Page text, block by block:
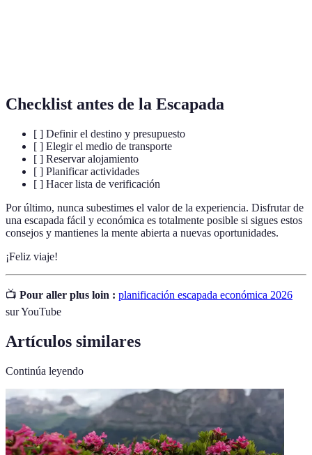
Checklist antes de la Escapada
[ ] Definir el destino y presupuesto
[ ] Elegir el medio de transporte
[ ] Reservar alojamiento
[ ] Planificar actividades
[ ] Hacer lista de verificación
Por último, nunca subestimes el valor de la experiencia. Disfrutar de
una escapada fácil y económica es totalmente posible si sigues estos
consejos y mantienes la mente abierta a nuevas oportunidades.
¡Feliz viaje!
📺 Pour aller plus loin : planificación escapada económica 2026
sur YouTube
Artículos similares
Continúa leyendo